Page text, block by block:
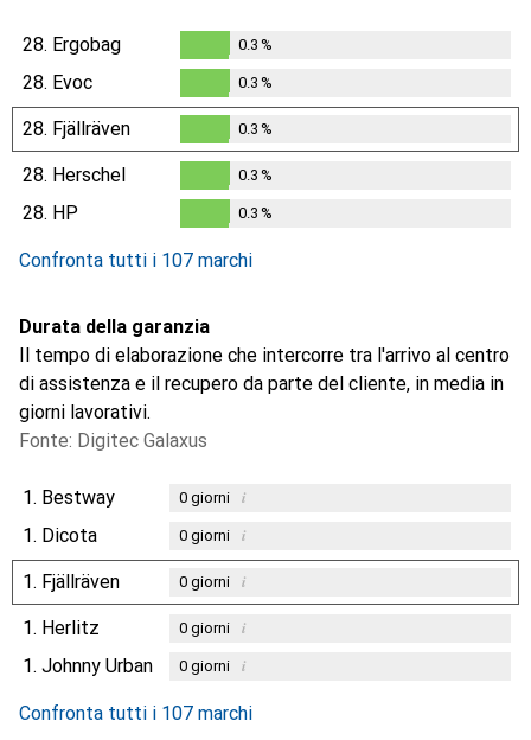
28. Ergobag
0.3%
0.3 %
28. Evoc
0.3%
0.3 %
28. Fjällräven
0.3%
0.3 %
28. Herschel
0.3%
0.3 %
28. HP 0.3 %
Confronta tutti i 107 marchi
Durata della garanzia
Il tempo di elaborazione che intercorre tra l'arrivo al centro
di assistenza e il recupero da parte del cliente, in media in
giorni lavorativi.
Fonte: Digitec Galaxus
1. Bestway 0giorni i
1. Dicota 0giorni i
1. Fjällräven 0giorni i
1. Herlitz 0giorni i
1. Johnny Urban 0giorni i
Confronta tutti i 107 marchi